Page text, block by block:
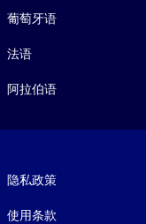
葡萄牙语
法语
阿拉伯语
隐私政策
使用条款